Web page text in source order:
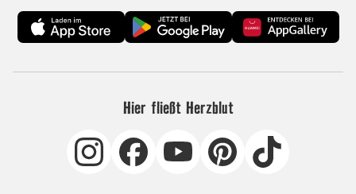
Hier fließt Herzblut